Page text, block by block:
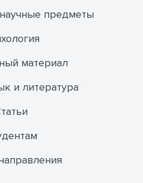
предметы
материал
и литература